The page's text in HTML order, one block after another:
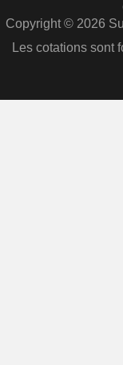
Copyright © 2026
Les cotations sont